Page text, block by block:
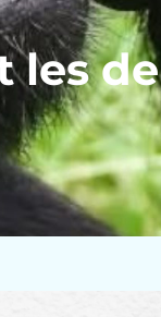
les